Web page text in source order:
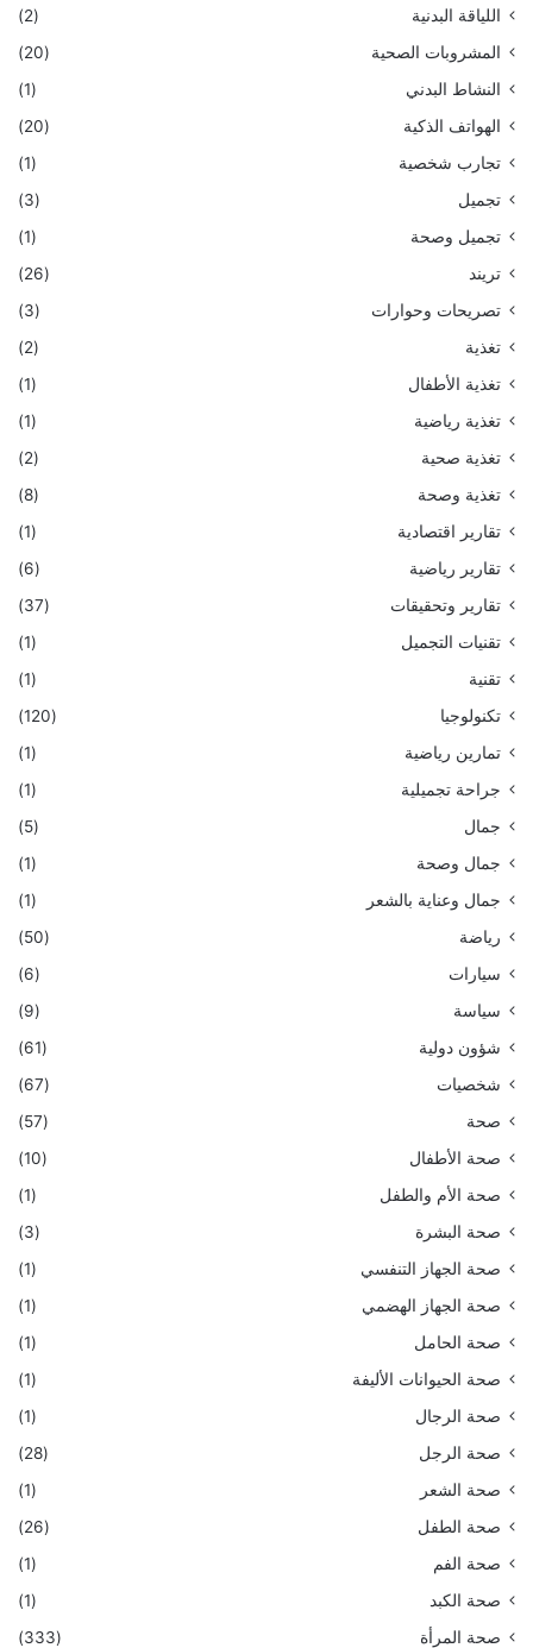
اللياقة البدنية
(2)
المشروبات الصحية
(20)
النشاط البدني
(1)
الهواتف الذكية
(20)
تجارب شخصية
(1)
تجميل
(3)
تجميل وصحة
(1)
تريند
(26)
تصريحات وحوارات
(3)
تغذية
(2)
تغذية الأطفال
(1)
تغذية رياضية
(1)
تغذية صحية
(2)
تغذية وصحة
(8)
تقارير اقتصادية
(1)
تقارير رياضية
(6)
تقارير وتحقيقات
(37)
تقنيات التجميل
(1)
تقنية
(1)
تكنولوجيا
(120)
تمارين رياضية
(1)
جراحة تجميلية
(1)
جمال
(5)
جمال وصحة
(1)
جمال وعناية بالشعر
(1)
رياضة
(50)
سيارات
(6)
سياسة
(9)
شؤون دولية
(61)
شخصيات
(67)
صحة
(57)
صحة الأطفال
(10)
صحة الأم والطفل
(1)
صحة البشرة
(3)
صحة الجهاز التنفسي
(1)
صحة الجهاز الهضمي
(1)
صحة الحامل
(1)
صحة الحيوانات الأليفة
(1)
صحة الرجال
(1)
صحة الرجل
(28)
صحة الشعر
(1)
صحة الطفل
(26)
صحة الفم
(1)
صحة الكبد
(1)
صحة المرأة
(333)